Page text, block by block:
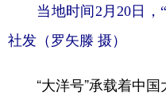
当地时间2月20日
社发（罗矢滕 摄）
“大洋号”承载着中国